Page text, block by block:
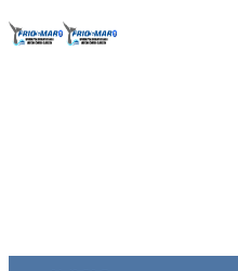
Ir
al